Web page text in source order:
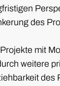
des
mit
weitere